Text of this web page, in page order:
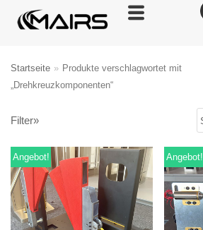
Zum
Inhalt
Startseite » Produkte verschlagwortet mit
„Drehkreuzkomponenten“
Filter»
Angebot! Angebot!